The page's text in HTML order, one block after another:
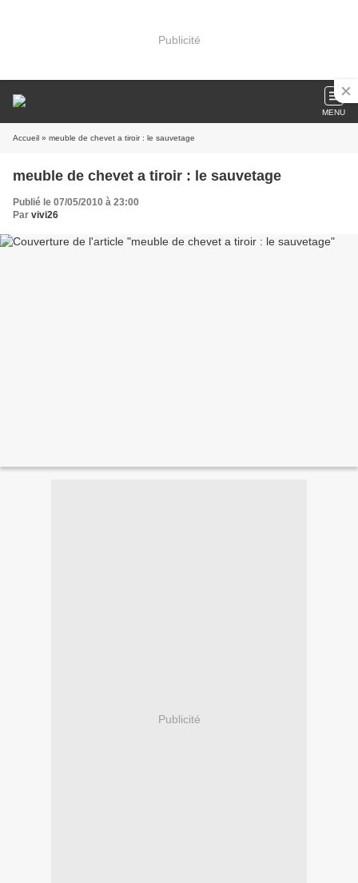
Publicité
MENU
Accueil » meuble de chevet a tiroir : le sauvetage
meuble de chevet a tiroir : le sauvetage
Publié le 07/05/2010 à 23:00
Par vivi26
Publicité